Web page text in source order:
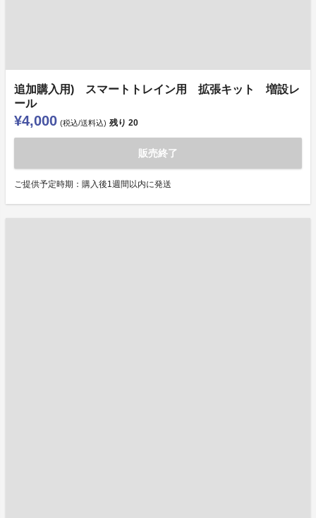
追加購入用) スマートトレイン用 拡張キット 増設レ
ール
¥4,000 (税込/送料込) 残り 20
販売終了
ご提供予定時期：購入後1週間以内に発送